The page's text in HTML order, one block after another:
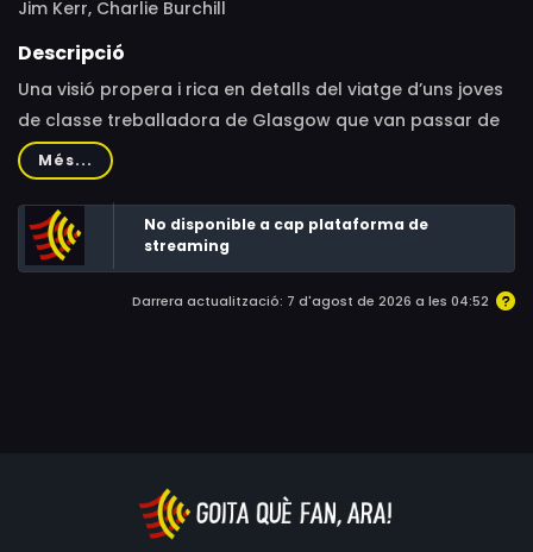
Jim Kerr, Charlie Burchill
Descripció
Una visió propera i rica en detalls del viatge d’uns joves
de classe treballadora de Glasgow que van passar de
ser una emergent banda ‘new romantic’ a esdevenir
icones del rock d’estadi. Als 80, Simple Minds competia
amb U2, protagonitzava els macroconcerts benèfics
Live Aid i arrasava amb “Don’t You (Forget About Me)”,
de la BSO de “The Breakfast Club”.
Més...
No disponible a cap plataforma de
streaming
Darrera actualització: 7 d'agost de 2026 a les 04:52